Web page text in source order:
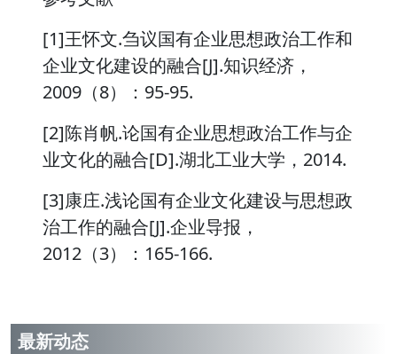
[1]王怀文.刍议国有企业思想政治工作和
企业文化建设的融合[J].知识经济，
2009（8）：95-95.
[2]陈肖帆.论国有企业思想政治工作与企
业文化的融合[D].湖北工业大学，2014.
[3]康庄.浅论国有企业文化建设与思想政
治工作的融合[J].企业导报，
2012（3）：165-166.
最新动态